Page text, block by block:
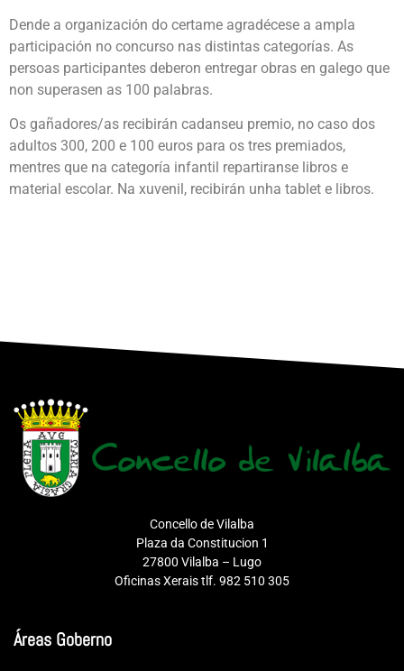
Dende a organización do certame agradécese a ampla
participación no concurso nas distintas categorías. As
persoas participantes deberon entregar obras en galego que
non superasen as 100 palabras.
Os gañadores/as recibirán cadanseu premio, no caso dos
adultos 300, 200 e 100 euros para os tres premiados,
mentres que na categoría infantil repartiranse libros e
material escolar. Na xuvenil, recibirán unha tablet e libros.
Concello de Vilalba
Plaza da Constitucion 1
27800 Vilalba – Lugo
Oficinas Xerais tlf. 982 510 305
Áreas Goberno